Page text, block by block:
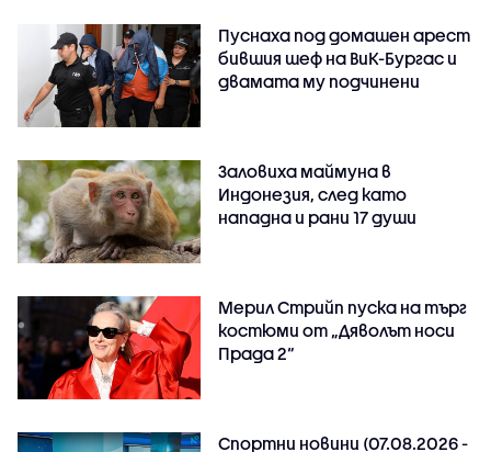
Пуснаха под домашен арест
бившия шеф на ВиК-Бургас и
двамата му подчинени
Заловиха маймуна в
Индонезия, след като
нападна и рани 17 души
Мерил Стрийп пуска на търг
костюми от „Дяволът носи
Прада 2“
Спортни новини (07.08.2026 -